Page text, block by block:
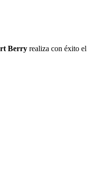
Berry realiza con éxito el